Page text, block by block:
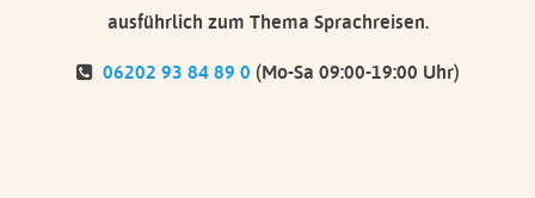
ausführlich zum Thema Sprachreisen.
06202 93 84 89 0 (Mo-Sa 09:00-19:00 Uhr)